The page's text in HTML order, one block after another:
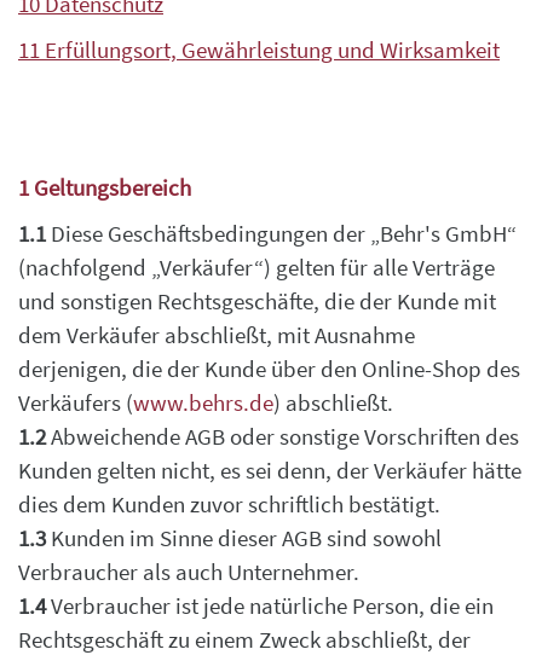
11 Erfüllungsort, Gewährleistung und Wirksamkeit
1 Geltungsbereich
1.1 Diese Geschäftsbedingungen der „Behr's GmbH“
(nachfolgend „Verkäufer“) gelten für alle Verträge
und sonstigen Rechtsgeschäfte, die der Kunde mit
dem Verkäufer abschließt, mit Ausnahme
derjenigen, die der Kunde über den Online-Shop des
Verkäufers (www.behrs.de) abschließt.
1.2Abweichende AGB oder sonstige Vorschriften des
Kunden gelten nicht, es sei denn, der Verkäufer hätte
dies dem Kunden zuvor schriftlich bestätigt.
1.3 Kunden im Sinne dieser AGB sind sowohl
Verbraucher als auch Unternehmer.
1.4Verbraucher ist jede natürliche Person, die ein
Rechtsgeschäft zu einem Zweck abschließt, der